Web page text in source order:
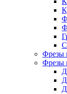
Фрезы
Фрезы